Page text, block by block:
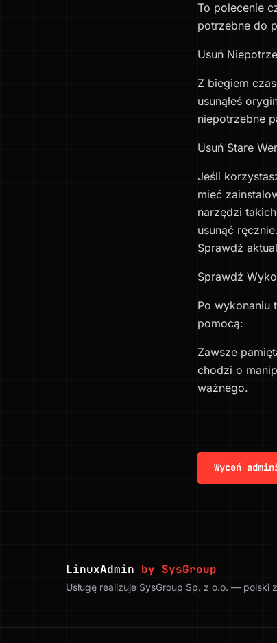
To polecenie
potrzebne do
Usuń
Z biegiem
usunąłeś
niepotrzebne
Usuń Stare
Jeśli
mieć
narzędzi
usunąć
Sprawdź
Sprawdź
Po wykonaniu
pomocą:
Zawsze
chodzi o
ważnego.
Wyceń
LinuxAdmin by SysGroup
Usługę realizuje SysGroup Sp. z o.o. — polski